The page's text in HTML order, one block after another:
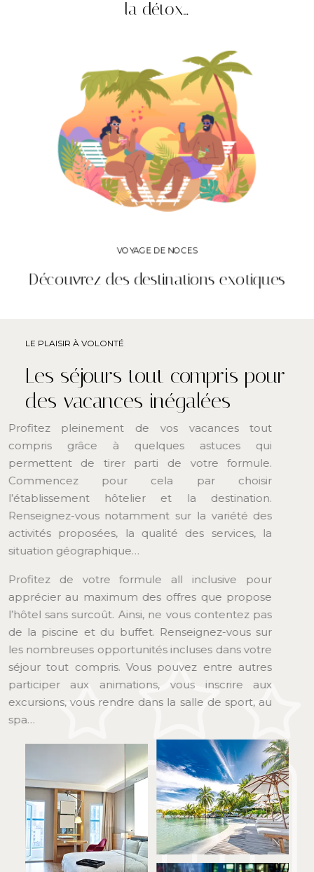
la détox…
VOYAGE DE NOCES
Découvrez des destinations exotiques
LE PLAISIR À VOLONTÉ
Les séjours tout compris pour
des vacances inégalées
Profitez pleinement de vos vacances tout
compris grâce à quelques astuces qui
permettent de tirer parti de votre formule.
Commencez pour cela par choisir
l’établissement hôtelier et la destination.
Renseignez-vous notamment sur la variété des
activités proposées, la qualité des services, la
situation géographique…
Profitez de votre formule all inclusive pour
apprécier au maximum des offres que propose
l’hôtel sans surcoût. Ainsi, ne vous contentez pas
de la piscine et du buffet. Renseignez-vous sur
les nombreuses opportunités incluses dans votre
séjour tout compris. Vous pouvez entre autres
participer aux animations, vous inscrire aux
excursions, vous rendre dans la salle de sport, au
spa…